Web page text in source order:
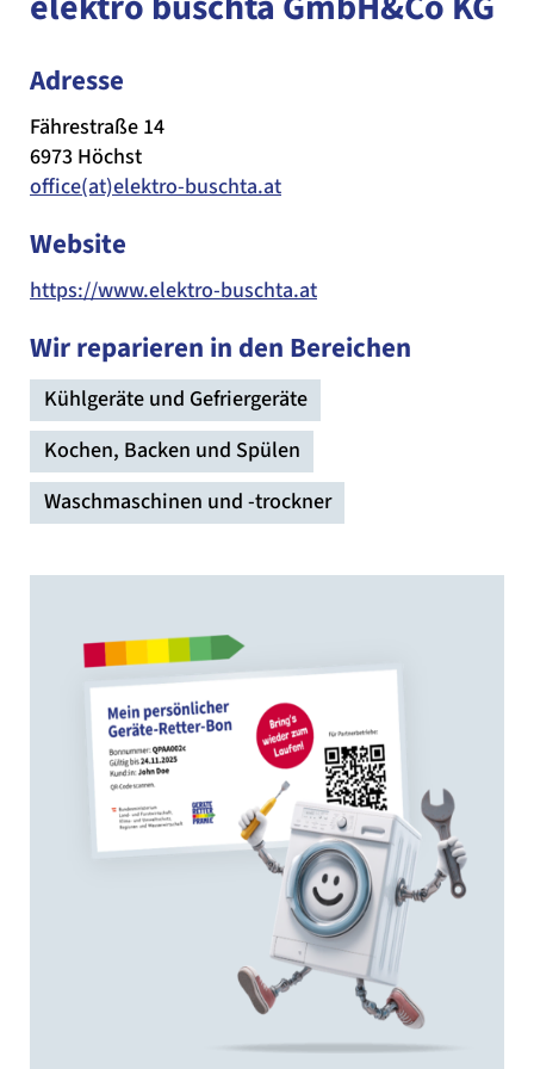
Adresse
Fährestraße 14
6973 Höchst
office(at)elektro-buschta.at
Website
https://www.elektro-buschta.at
Wir reparieren in den Bereichen
Kühlgeräte und Gefriergeräte
Kochen, Backen und Spülen
Waschmaschinen und -trockner